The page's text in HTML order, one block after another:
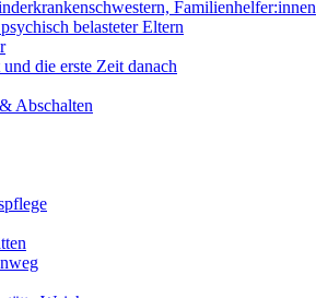
Familienhelfer:innen
belasteter Eltern
die erste Zeit danach
Abschalten